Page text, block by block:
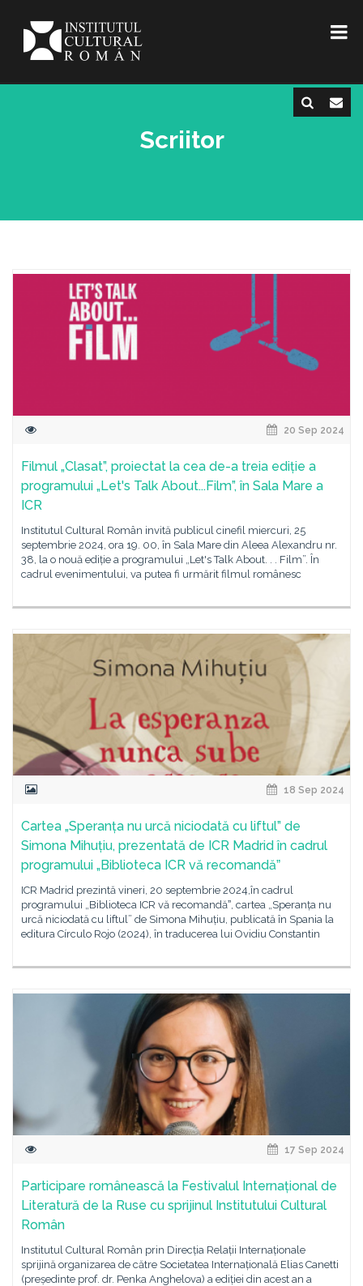
Scriitor
20 Sep 2024
Filmul „Clasat”, proiectat la cea de-a treia ediție a
programului „Let's Talk About...Film”, în Sala Mare a
ICR
Institutul Cultural Român invită publicul cinefil miercuri, 25
septembrie 2024, ora 19. 00, în Sala Mare din Aleea Alexandru nr.
38, la o nouă ediție a programului „Let's Talk About. . . Film”. În
cadrul evenimentului, va putea fi urmărit filmul românesc
18 Sep 2024
Cartea „Speranța nu urcă niciodată cu liftul” de
Simona Mihuțiu, prezentată de ICR Madrid în cadrul
programului „Biblioteca ICR vă recomandăˮ
ICR Madrid prezintă vineri, 20 septembrie 2024,în cadrul
programului „Biblioteca ICR vă recomandăˮ, cartea „Speranța nu
urcă niciodată cu liftul” de Simona Mihuțiu, publicată în Spania la
editura Círculo Rojo (2024), în traducerea lui Ovidiu Constantin
17 Sep 2024
Participare românească la Festivalul Internațional de
Literatură de la Ruse cu sprijinul Institutului Cultural
Român
Institutul Cultural Român prin Direcția Relații Internaționale
sprijină organizarea de către Societatea Internațională Elias Canetti
(președinte prof. dr. Penka Anghelova) a ediției din acest an a